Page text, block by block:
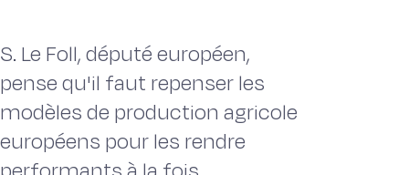
S. Le Foll, député européen,
pense qu'il faut repenser les
modèles de production agricole
européens pour les rendre